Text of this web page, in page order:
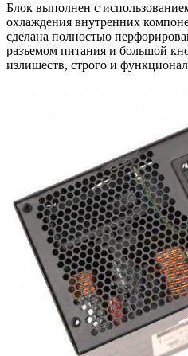
Блок выполнен с
охлаждения внутренних
сделана полностью
разъемом питания и большой
излишеств, строго и